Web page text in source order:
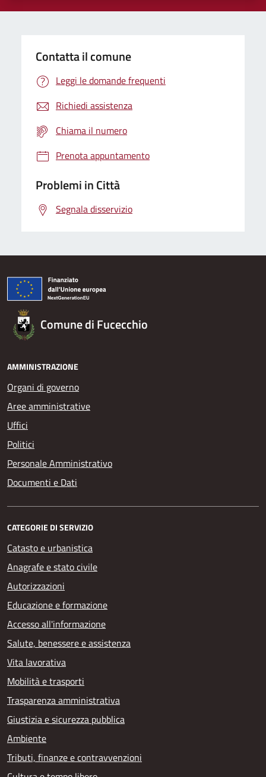
Contatta il comune
Leggi le domande frequenti
Richiedi assistenza
Chiama il numero
Prenota appuntamento
Problemi in Città
Segnala disservizio
Comune di Fucecchio
AMMINISTRAZIONE
Organi di governo
Aree amministrative
Uffici
Politici
Personale Amministrativo
Documenti e Dati
CATEGORIE DI SERVIZIO
Catasto e urbanistica
Anagrafe e stato civile
Autorizzazioni
Educazione e formazione
Accesso all'informazione
Salute, benessere e assistenza
Vita lavorativa
Mobilità e trasporti
Trasparenza amministrativa
Giustizia e sicurezza pubblica
Ambiente
Tributi, finanze e contravvenzioni